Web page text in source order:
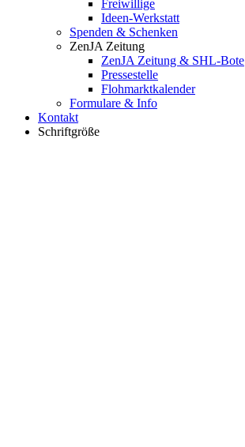
Freiwillige
Ideen-Werkstatt
Spenden & Schenken
ZenJA Zeitung
ZenJA Zeitung & SHL-Bote
Pressestelle
Flohmarktkalender
Formulare & Info
Kontakt
Schriftgröße